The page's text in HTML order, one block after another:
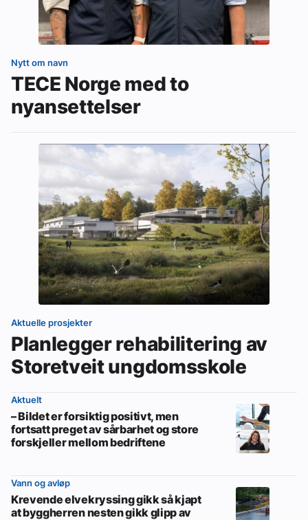
Nytt om navn
TECE Norge med to
nyansettelser
Aktuelle prosjekter
Planlegger rehabilitering av
Storetveit ungdomsskole
Aktuelt
– Bildet er forsiktig positivt, men
fortsatt preget av sårbarhet og store
forskjeller mellom bedriftene
Vann og avløp
Krevende elvekryssing gikk så kjapt
at byggherren nesten gikk glipp av